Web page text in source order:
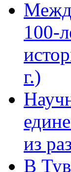
100-
г.)
из
В